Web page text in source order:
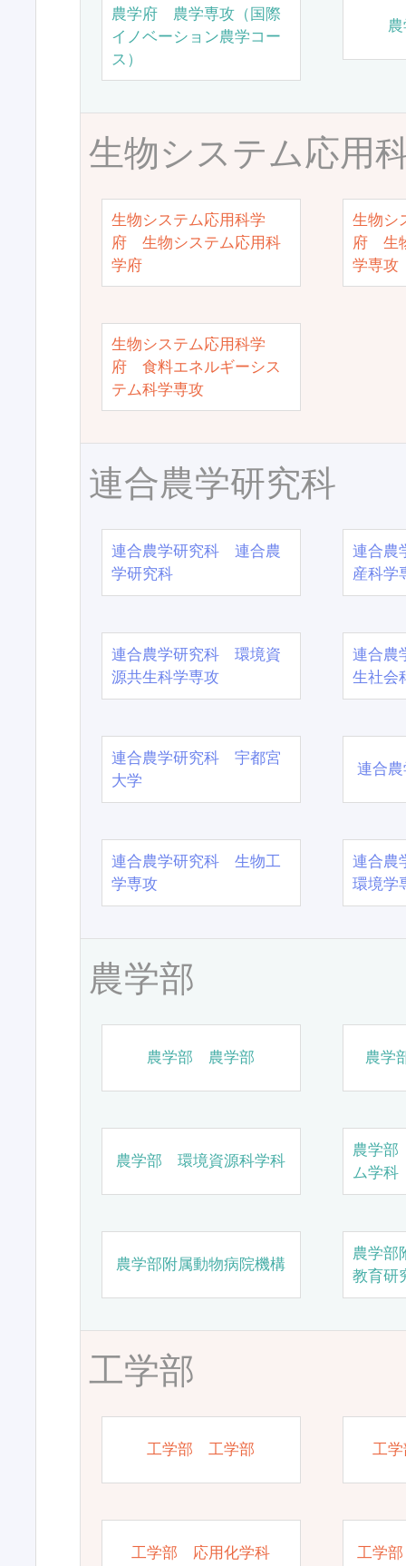
農学府 農学専攻（国際
イノベーション農学コー
ス）
生物システム応用
生物システム応用科学
府 生物システム応用科
学府
生物シ
府 生
学専攻
生物システム応用科学
府 食料エネルギーシス
テム科学専攻
連合農学研究科
連合農学研究科 連合農
学研究科
連合農
産科学
連合農学研究科 環境資
源共生科学専攻
連合農
生社会
連合農学研究科 宇都宮
大学
連合
連合農学研究科 生物工
学専攻
連合農
環境学
農学部
農学部 農学部 農学
農学部 環境資源科学科
農学
ム学科
農学部附属動物病院機構
農学部
教育研
工学部
工学部 工学部 工
工学部 応用化学科 工学